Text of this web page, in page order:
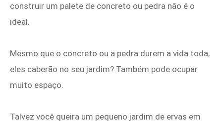
construir um palete de concreto ou pedra não é o
ideal.
Mesmo que o concreto ou a pedra durem a vida toda,
eles caberão no seu jardim? Também pode ocupar
muito espaço.
Talvez você queira um pequeno jardim de ervas em